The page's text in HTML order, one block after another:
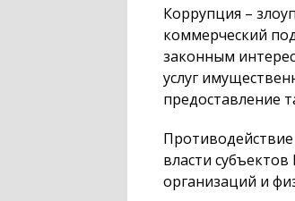
Коррупция –
коммерческий
законным
услуг
предоставление
Противодействие
власти
организаций и